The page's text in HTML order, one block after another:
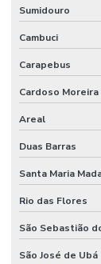
Montagem de
Montagem de
Montagem de
Montagem
Montagem de
Montagem de
Montagem de
Sumidouro
Cambuci
Carapebus
Cardoso Moreira
Areal
Duas Barras
Santa Maria
Rio das Flores
São Sebastião
São José de Ubá